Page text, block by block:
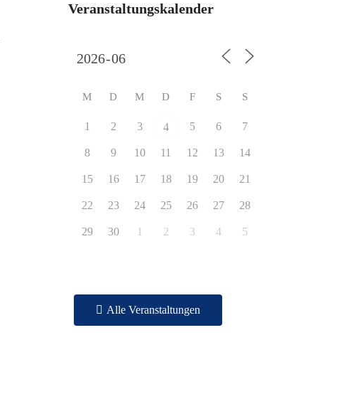
Veranstaltungskalender
M D M D F S S
1 2 3 4 5 6 7
8 9 10 11 12 13 14
15 16 17 18 19 20 21
22 23 24 25 26 27 28
29 30 1 2 3 4 5
Alle Veranstaltungen